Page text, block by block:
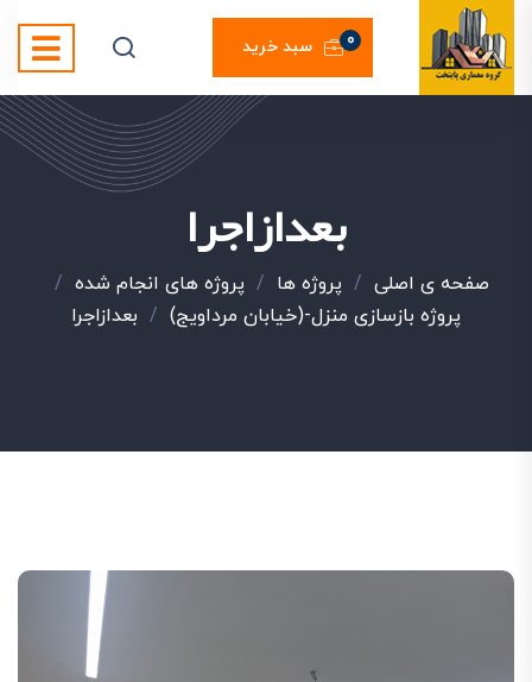
سبد خرید 0
بعدازاجرا
صفحه ی اصلی / پروژه ها / پروژه های انجام شده /
پروژه بازسازی منزل-(خیابان مرداویج) / بعدازاجرا